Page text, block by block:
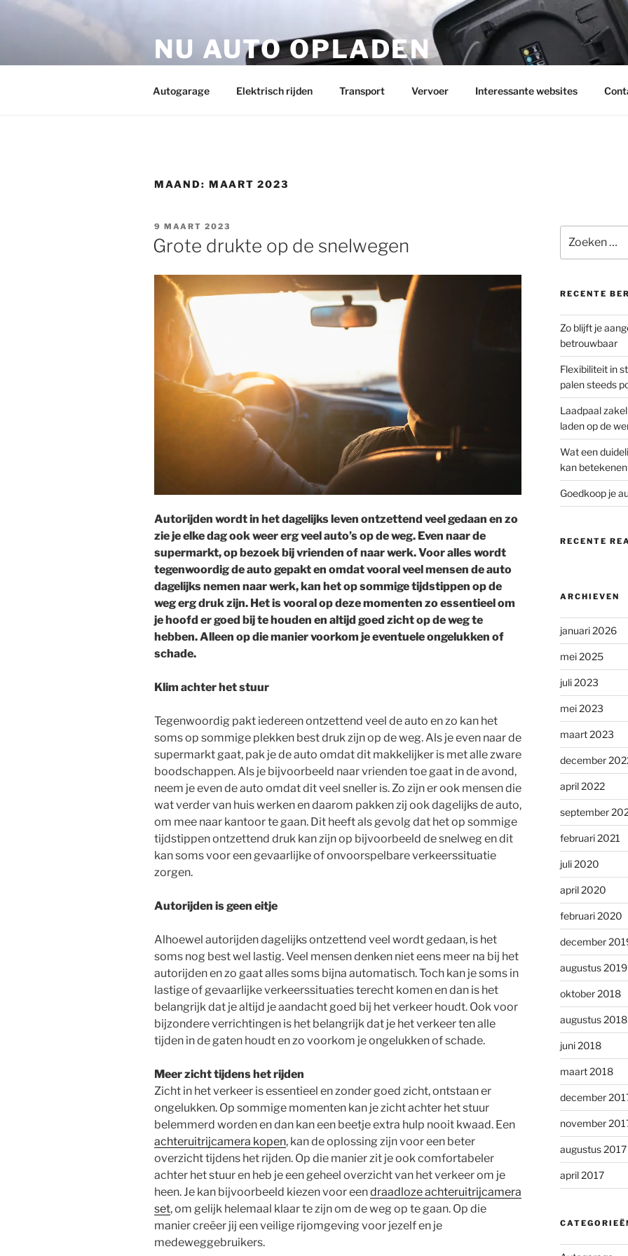
NU AUTO OPLADEN
Autogarage Elektrisch rijden Transport Vervoer Interessante websites
MAAND: MAART 2023
GEPLAATST
OP
9 MAART 2023
Grote drukte op de snelwegen
Autorijden wordt in het dagelijks leven ontzettend veel gedaan en zo
zie je elke dag ook weer erg veel auto’s op de weg. Even naar de
supermarkt, op bezoek bij vrienden of naar werk. Voor alles wordt
tegenwoordig de auto gepakt en omdat vooral veel mensen de auto
dagelijks nemen naar werk, kan het op sommige tijdstippen op de
weg erg druk zijn. Het is vooral op deze momenten zo essentieel om
je hoofd er goed bij te houden en altijd goed zicht op de weg te
hebben. Alleen op die manier voorkom je eventuele ongelukken of
schade.
Klim achter het stuur
Tegenwoordig pakt iedereen ontzettend veel de auto en zo kan het
soms op sommige plekken best druk zijn op de weg. Als je even naar de
supermarkt gaat, pak je de auto omdat dit makkelijker is met alle zware
boodschappen. Als je bijvoorbeeld naar vrienden toe gaat in de avond,
neem je even de auto omdat dit veel sneller is. Zo zijn er ook mensen die
wat verder van huis werken en daarom pakken zij ook dagelijks de auto,
om mee naar kantoor te gaan. Dit heeft als gevolg dat het op sommige
tijdstippen ontzettend druk kan zijn op bijvoorbeeld de snelweg en dit
kan soms voor een gevaarlijke of onvoorspelbare verkeerssituatie
zorgen.
Autorijden is geen eitje
Alhoewel autorijden dagelijks ontzettend veel wordt gedaan, is het
soms nog best wel lastig. Veel mensen denken niet eens meer na bij het
autorijden en zo gaat alles soms bijna automatisch. Toch kan je soms in
lastige of gevaarlijke verkeerssituaties terecht komen en dan is het
belangrijk dat je altijd je aandacht goed bij het verkeer houdt. Ook voor
bijzondere verrichtingen is het belangrijk dat je het verkeer ten alle
tijden in de gaten houdt en zo voorkom je ongelukken of schade.
Meer zicht tijdens het rijden
Zicht in het verkeer is essentieel en zonder goed zicht, ontstaan er
ongelukken. Op sommige momenten kan je zicht achter het stuur
belemmerd worden en dan kan een beetje extra hulp nooit kwaad. Een
achteruitrijcamera kopen, kan de oplossing zijn voor een beter
overzicht tijdens het rijden. Op die manier zit je ook comfortabeler
achter het stuur en heb je een geheel overzicht van het verkeer om je
heen. Je kan bijvoorbeeld kiezen voor eendraadloze achteruitrijcamera
set, om gelijk helemaal klaar te zijn om de weg op te gaan. Op die
manier creëer jij een veilige rijomgeving voor jezelf en je
medeweggebruikers.
naar:
RECENTE
Zo blijft je
betrouwbaar
Flexibiliteit in
palen steeds
Laadpaal
laden op de
Wat een
kan betekenen
Goedkoop je
RECENTE
ARCHIEVEN
januari 2026
mei 2025
juli 2023
mei 2023
maart 2023
december
april 2022
september
februari 2021
juli 2020
april 2020
februari 2020
december
augustus 2019
oktober 2018
augustus 2018
juni 2018
maart 2018
december
november
augustus 2017
april 2017